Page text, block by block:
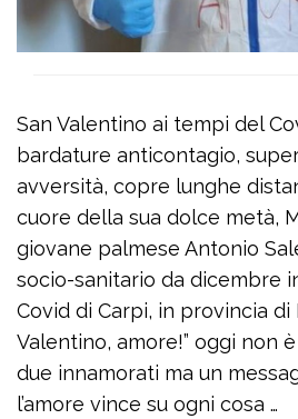
San Valentino ai tempi del
bardature anticontagio,
avversità, copre lunghe
cuore della sua dolce metà,
giovane palmese Antonio
socio-sanitario da dicembre
Covid di Carpi, in provincia di
Valentino, amore!” oggi non è
due innamorati ma un
l’amore vince su ogni cosa …